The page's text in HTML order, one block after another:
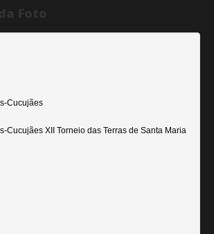
Cucujães
Cucujães XII Torneio das Terras de Santa Maria